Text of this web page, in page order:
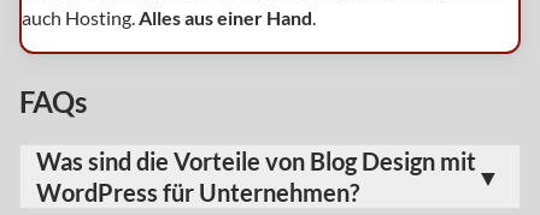
auch Hosting.Alles aus einer Hand.
FAQs
Was sind die Vorteile von Blog Design mit
WordPress für Unternehmen?